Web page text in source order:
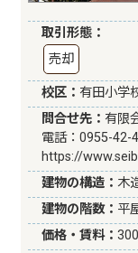
取引形態：
売却
校区： 有田小学
問合せ先： 有限
電話：0955-42-
https://
建物の構造： 木
建物の階数： 平
価格・賃料：